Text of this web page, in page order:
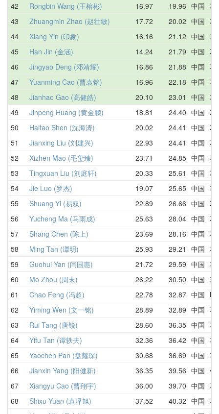
42 Rongbin Wang (王榕彬) 16.97 19.96 中国
43 Zhuangmin Zhao (赵壮敏) 17.72 20.02 中国
44 Xiang Yin (印象) 16.16 21.12 中国
45 Han Jin (金涵) 14.24 21.79 中国
46 Jingyao Deng (邓靖耀) 16.86 21.88 中国
47 Yuanming Cao (曹袁铭) 16.96 22.18 中国
48 Jianhao Gao (高健皓) 20.10 23.01 中国
49 Jinpeng Huang (黄金鹏) 18.81 24.40 中国
50 Haitao Shen (沈海涛) 20.02 24.41 中国
51 Jianxing Liu (刘建兴) 22.93 24.41 中国
52 Xizhen Mao (毛玺臻) 23.71 24.85 中国
53 Tingxuan Liu (刘庭轩) 20.33 25.61 中国
54 Jie Luo (罗杰) 19.07 25.65 中国
55 Shuang Yi (易双) 22.89 26.66 中国
56 Yucheng Ma (马雨成) 25.63 28.04 中国
57 Shang Chen (陈上) 23.69 28.16 中国
58 Ming Tan (谭明) 25.93 29.21 中国
59 Guohui Yan (闫国惠) 21.72 29.59 中国
60 Mo Zhou (周末) 26.22 30.50 中国
61 Chao Feng (冯超) 22.78 32.87 中国
62 Yiming Wen (文一铭) 28.89 32.89 中国
63 Rui Tang (唐锐) 28.60 36.35 中国
64 Yifu Tan (谭轶夫) 32.36 36.42 中国
65 Yaochen Pan (盘耀琛) 30.68 36.69 中国
66 Jianxin Yang (阳健新) 36.35 39.56 中国
67 Xiangyu Cao (曹翔宇) 36.00 39.70 中国
68 Shixu Yuan (袁泽旭) 37.52 40.32 中国